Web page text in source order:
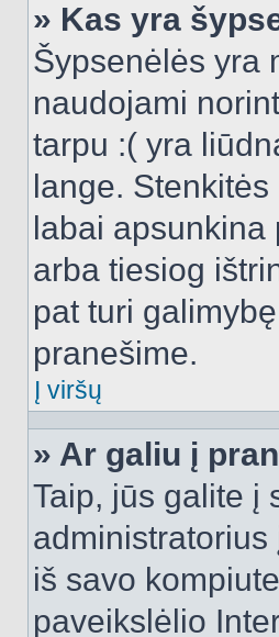
» Kas yra
Šypsenėlės yra
naudojami
tarpu :( yra
lange.
labai apsunkina
arba tiesiog
pat turi
pranešime.
Į viršų
» Ar galiu į
Taip, jūs galite į
iš savo
paveikslėlio